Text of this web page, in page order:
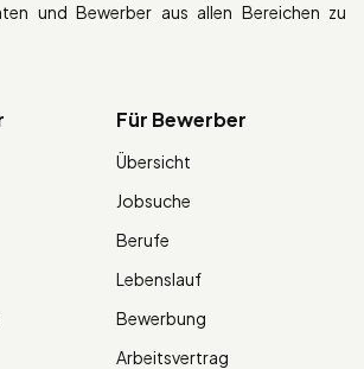
und Bewerber aus allen Bereichen zu
Für Bewerber
Übersicht
Jobsuche
Berufe
Lebenslauf
Bewerbung
Arbeitsvertrag